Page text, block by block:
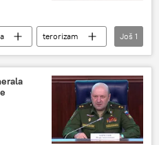
terorizam
Još 1